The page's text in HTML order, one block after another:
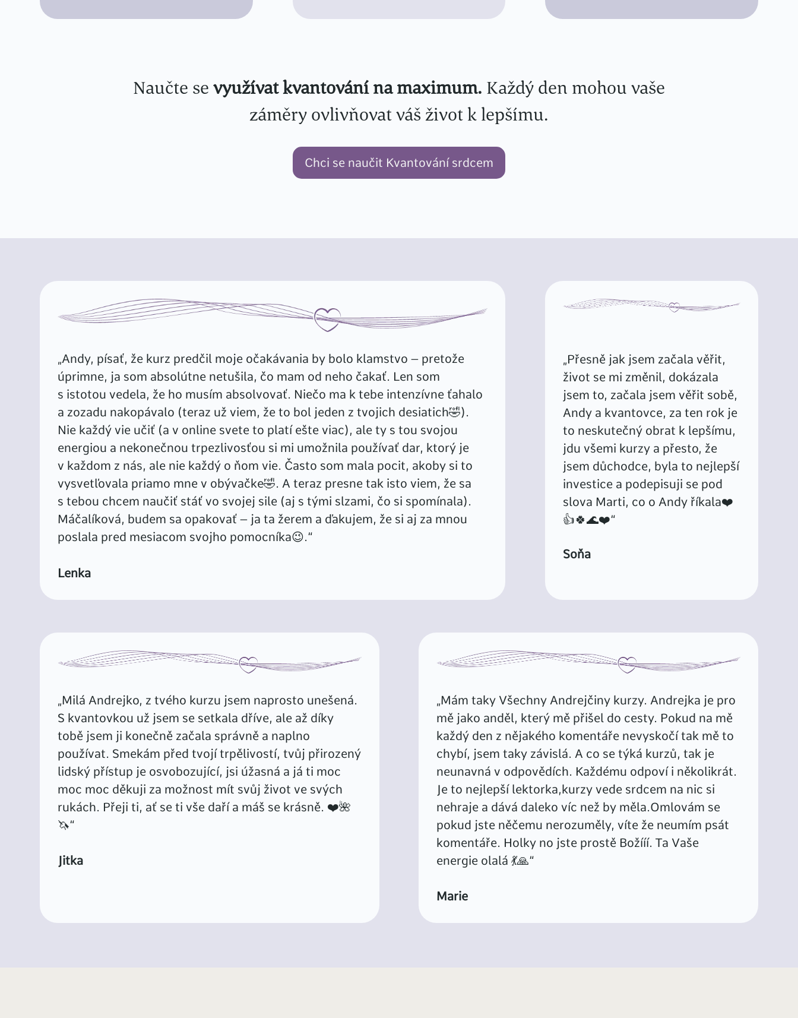
Naučte se využívat kvantování na maximum. Každý den mohou vaše
záměry ovlivňovat váš život k lepšímu.
Chci se naučit Kvantování srdcem
„Andy, písať, že kurz predčil moje očakávania by bolo klamstvo – pretože
úprimne, ja som absolútne netušila, čo mam od neho čakať. Len som
s istotou vedela, že ho musím absolvovať. Niečo ma k tebe intenzívne ťahalo
a zozadu nakopávalo (teraz už viem, že to bol jeden z tvojich desiatich🤣).
Nie každý vie učiť (a v online svete to platí ešte viac), ale ty s tou svojou
energiou a nekonečnou trpezlivosťou si mi umožnila používať dar, ktorý je
v každom z nás, ale nie každý o ňom vie. Často som mala pocit, akoby si to
vysvetľovala priamo mne v obývačke🤣. A teraz presne tak isto viem, že sa
s tebou chcem naučiť stáť vo svojej sile (aj s tými slzami, čo si spomínala).
Máčalíková, budem sa opakovať – ja ta žerem a ďakujem, že si aj za mnou
poslala pred mesiacom svojho pomocníka😉.“
Lenka
„Přesně jak jsem začala věřit,
život se mi změnil, dokázala
jsem to, začala jsem věřit sobě,
Andy a kvantovce, za ten rok je
to neskutečný obrat k lepšímu,
jdu všemi kurzy a přesto, že
jsem důchodce, byla to nejlepší
investice a podepisuji se pod
slova Marti, co o Andy říkala❤️
👍🍀🌊❤️“
Soňa
„Milá Andrejko, z tvého kurzu jsem naprosto unešená.
S kvantovkou už jsem se setkala dříve, ale až díky
tobě jsem ji konečně začala správně a naplno
používat. Smekám před tvojí trpělivostí, tvůj přirozený
lidský přístup je osvobozující, jsi úžasná a já ti moc
moc moc děkuji za možnost mít svůj život ve svých
rukách. Přeji ti, ať se ti vše daří a máš se krásně. ❤️🌺
🦄“
Jitka
„Mám taky Všechny Andrejčiny kurzy. Andrejka je pro
mě jako anděl, který mě přišel do cesty. Pokud na mě
každý den z nějakého komentáře nevyskočí tak mě to
chybí, jsem taky závislá. A co se týká kurzů, tak je
neunavná v odpovědích. Každému odpoví i několikrát.
Je to nejlepší lektorka,kurzy vede srdcem na nic si
nehraje a dává daleko víc než by měla.Omlovám se
pokud jste něčemu nerozuměly, víte že neumím psát
komentáře. Holky no jste prostě Božííí. Ta Vaše
energie olalá 💃🙏“
Marie